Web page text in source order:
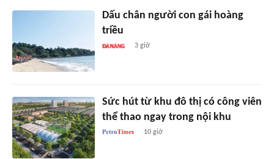
Dấu chân người con gái hoàng
triều
3 giờ
Sức hút từ khu đô thị có công viên
thể thao ngay trong nội khu
10 giờ